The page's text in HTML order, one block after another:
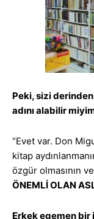
Peki, sizi
adını alabilir
“Evet var. Don
kitap
özgür olmasının
ÖNEMLİ OLAN
Erkek egemen bir